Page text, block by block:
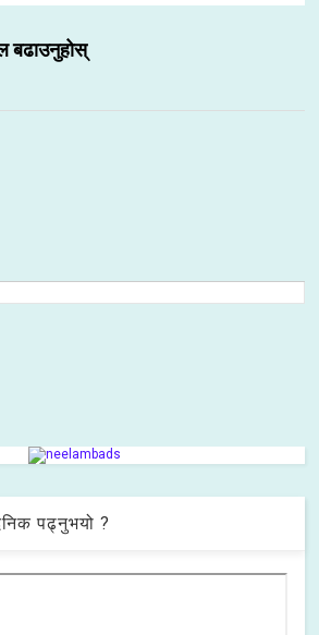
बढाउनुहोस्
पढ्नुभयो ?